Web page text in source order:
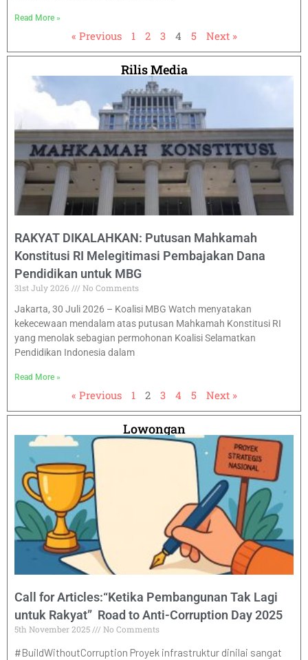
Read More »
« Previous 1 2 3 4 5 Next »
Rilis Media
RAKYAT DIKALAHKAN: Putusan Mahkamah
Konstitusi RI Melegitimasi Pembajakan Dana
Pendidikan untuk MBG
31st July 2026
No Comments
Jakarta, 30 Juli 2026 – Koalisi MBG Watch menyatakan
kekecewaan mendalam atas putusan Mahkamah Konstitusi RI
yang menolak sebagian permohonan Koalisi Selamatkan
Pendidikan Indonesia dalam
Read More »
« Previous 1 2 3 4 5 Next »
Lowongan
Call for Articles:“Ketika Pembangunan Tak Lagi
untuk Rakyat” Road to Anti-Corruption Day 2025
5th November 2025 No Comments
#BuildWithoutCorruption Proyek infrastruktur dinilai sangat